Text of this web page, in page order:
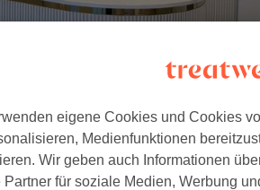
, 04103
eigene Cookies und Cookies
Medienfunktionen
Wir geben auch Informationen
Partner für soziale Medien, Werbung